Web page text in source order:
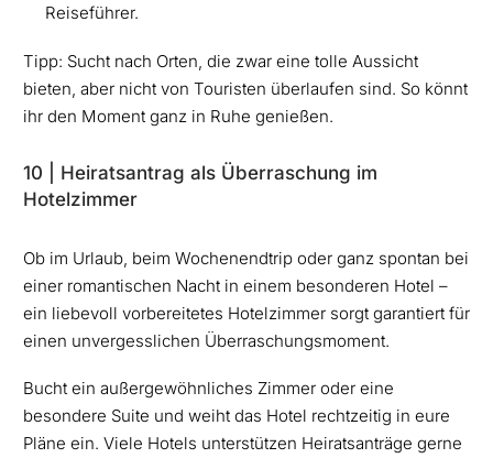
Reiseführer.
Tipp: Sucht nach Orten, die zwar eine tolle Aussicht
bieten, aber nicht von Touristen überlaufen sind. So könnt
ihr den Moment ganz in Ruhe genießen.
10 | Heiratsantrag als Überraschung im
Hotelzimmer
Ob im Urlaub, beim Wochenendtrip oder ganz spontan bei
einer romantischen Nacht in einem besonderen Hotel –
ein liebevoll vorbereitetes Hotelzimmer sorgt garantiert für
einen unvergesslichen Überraschungsmoment.
Bucht ein außergewöhnliches Zimmer oder eine
besondere Suite und weiht das Hotel rechtzeitig in eure
Pläne ein. Viele Hotels unterstützen Heiratsanträge gerne